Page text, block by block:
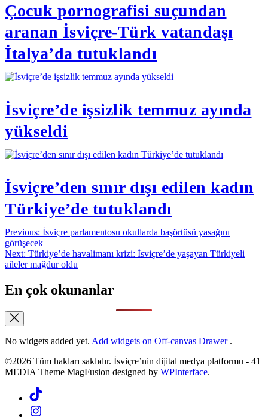
Çocuk pornografisi suçundan
aranan İsviçre-Türk vatandaşı
İtalya’da tutuklandı
İsviçre’de işsizlik temmuz ayında
yükseldi
İsviçre’den sınır dışı edilen kadın
Türkiye’de tutuklandı
Yazı
gezinmesi
Previous: İsviçre parlamentosu okullarda başörtüsü yasağını
görüşecek
Next: Türkiye’de havalimanı krizi: İsviçre’de yaşayan Türkiyeli
aileler mağdur oldu
En çok okunanlar
No widgets added yet. Add widgets on Off-canvas Drawer .
©2026 Tüm hakları saklıdır. İsviçre’nin dijital medya platformu - 41
MEDIA Theme MagFusion designed by WPInterface.
Tiktok
Instagram